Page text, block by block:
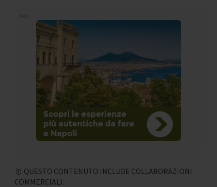
🥇 QUESTO CONTENUTO INCLUDE COLLABORAZIONI
COMMERCIALI.